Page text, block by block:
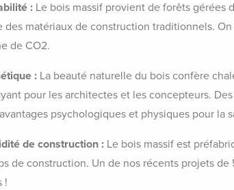
: Le bois massif provient de forêts
des matériaux de construction traditionnels.
de CO2.
: La beauté naturelle du bois confère
pour les architectes et les concepteurs.
psychologiques et physiques pour la
de construction : Le bois massif est
de construction. Un de nos récents projets
!